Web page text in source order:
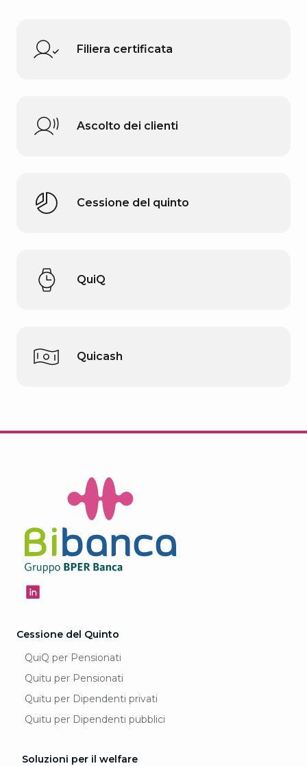
Filiera certificata
Ascolto dei clienti
Cessione del quinto
QuiQ
Quicash
Cessione del Quinto
QuiQ per Pensionati
Quitu per Pensionati
Quitu per Dipendenti privati
Quitu per Dipendenti pubblici
Soluzioni per il welfare